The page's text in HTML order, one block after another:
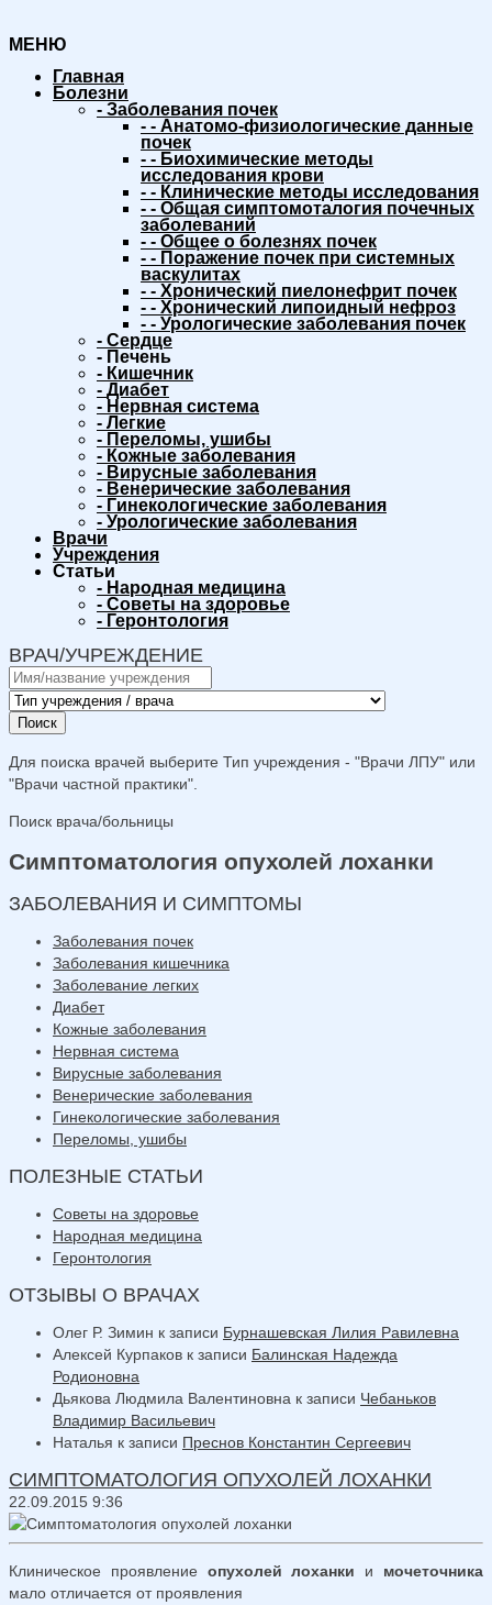
МЕНЮ
Главная
Болезни
- Заболевания почек
- - Анатомо-физиологические данные
почек
- - Биохимические методы
исследования крови
- - Клинические методы исследования
- - Общая симптомоталогия почечных
заболеваний
- - Общее о болезнях почек
- - Поражение почек при системных
васкулитах
- - Хронический пиелонефрит почек
- - Хронический липоидный нефроз
- - Урологические заболевания почек
- Сердце
- Печень
- Кишечник
- Диабет
- Нервная система
- Легкие
- Переломы, ушибы
- Кожные заболевания
- Вирусные заболевания
- Венерические заболевания
- Гинекологические заболевания
- Урологические заболевания
Врачи
Учреждения
Статьи
- Народная медицина
- Советы на здоровье
- Геронтология
ВРАЧ/УЧРЕЖДЕНИЕ
Поиск
Для поиска врачей выберите Тип учреждения - "Врачи ЛПУ" или
"Врачи частной практики".
Поиск врача/больницы
Симптоматология опухолей лоханки
ЗАБОЛЕВАНИЯ И СИМПТОМЫ
Заболевания почек
Заболевания кишечника
Заболевание легких
Диабет
Кожные заболевания
Нервная система
Вирусные заболевания
Венерические заболевания
Гинекологические заболевания
Переломы, ушибы
ПОЛЕЗНЫЕ СТАТЬИ
Советы на здоровье
Народная медицина
Геронтология
ОТЗЫВЫ О ВРАЧАХ
Олег Р. Зимин к записи Бурнашевская Лилия Равилевна
Алексей Курпаков к записи Балинская Надежда
Родионовна
Дьякова Людмила Валентиновна к записи Чебаньков
Владимир Васильевич
Наталья к записи Преснов Константин Сергеевич
СИМПТОМАТОЛОГИЯ ОПУХОЛЕЙ ЛОХАНКИ
22.09.2015 9:36
Клиническое проявление опухолей лоханки и мочеточника
мало отличается от проявления